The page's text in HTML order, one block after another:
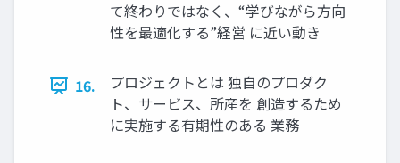
て終わりではなく、“学びながら方向
性を最適化する”経営 に近い動き
16.
プロジェクトとは 独自のプロダク
ト、サービス、所産を 創造するため
に実施する有期性のある 業務